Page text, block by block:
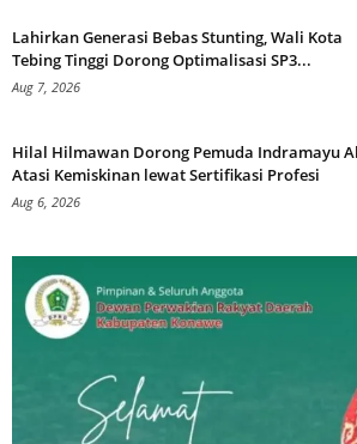
Lahirkan Generasi Bebas Stunting, Wali Kota
Tebing Tinggi Dorong Optimalisasi SP3...
Aug 7, 2026
Hilal Hilmawan Dorong Pemuda Indramayu
Atasi Kemiskinan lewat Sertifikasi Profesi
Aug 6, 2026